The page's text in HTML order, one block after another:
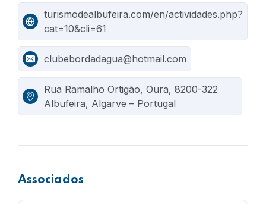
turismodealbufeira.com/en/actividades.php?
cat=10&cli=61
clubebordadagua@hotmail.com
Rua Ramalho Ortigão, Oura, 8200-322
Albufeira, Algarve – Portugal
Associados